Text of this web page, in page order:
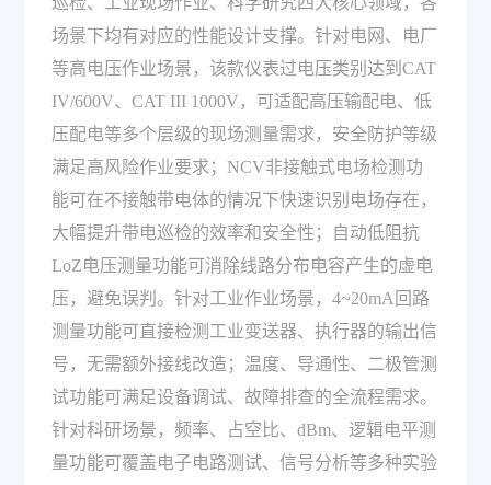
场景下均有对应的性能设计支撑。针对电网、电厂
等高电压作业场景，该款仪表过电压类别达到CAT
IV/600V、CAT III 1000V，可适配高压输配电、低
压配电等多个层级的现场测量需求，安全防护等级
满足高风险作业要求；NCV非接触式电场检测功
能可在不接触带电体的情况下快速识别电场存在，
大幅提升带电巡检的效率和安全性；自动低阻抗
LoZ电压测量功能可消除线路分布电容产生的虚电
压，避免误判。针对工业作业场景，4~20mA回路
测量功能可直接检测工业变送器、执行器的输出信
号，无需额外接线改造；温度、导通性、二极管测
试功能可满足设备调试、故障排查的全流程需求。
针对科研场景，频率、占空比、dBm、逻辑电平测
量功能可覆盖电子电路测试、信号分析等多种实验